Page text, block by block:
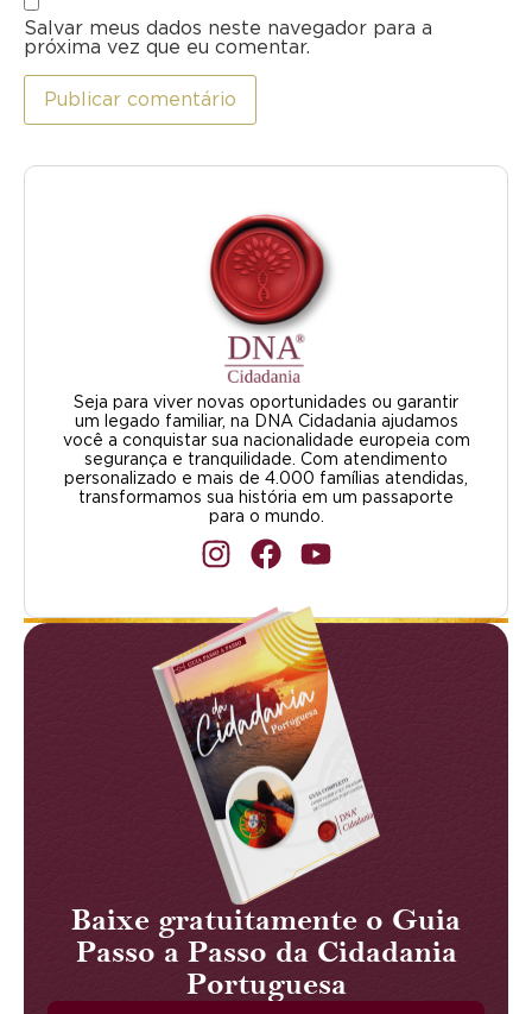
Salvar meus dados neste navegador para a
próxima vez que eu comentar.
Seja para viver novas oportunidades ou garantir
um legado familiar, na DNA Cidadania ajudamos
você a conquistar sua nacionalidade europeia com
segurança e tranquilidade. Com atendimento
personalizado e mais de 4.000 famílias atendidas,
transformamos sua história em um passaporte
para o mundo.
Baixe gratuitamente o Guia
Passo a Passo da Cidadania
Portuguesa